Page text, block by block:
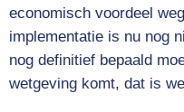
economisch voordeel
implementatie is nu nog
nog definitief bepaald
wetgeving komt, dat is